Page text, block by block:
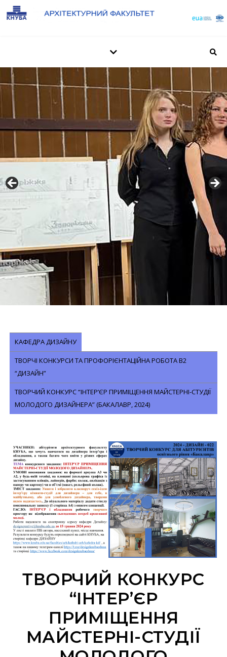
КАФЕДРА ДИЗАЙНУ
ТВОРЧІ КОНКУРСИ ТА ПРОФОРІЄНТАЦІЙНА РОБОТА B2
“ДИЗАЙН”
ТВОРЧИЙ КОНКУРС “ІНТЕР’ЄР ПРИМІЩЕННЯ МАЙСТЕРНІ-СТУДІЇ
МОЛОДОГО ДИЗАЙНЕРА” (БАКАЛАВР, 2024)
ТВОРЧИЙ КОНКУРС
“ІНТЕР’ЄР
ПРИМІЩЕННЯ
МАЙСТЕРНІ-СТУДІЇ